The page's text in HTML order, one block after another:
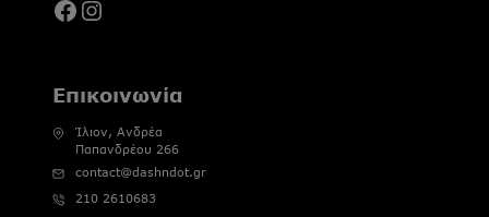
Facebook
Instagram
Επικοινωνία
Ίλιον, Ανδρέα
Παπανδρέου 266
contact@dashndot.gr
210 2610683